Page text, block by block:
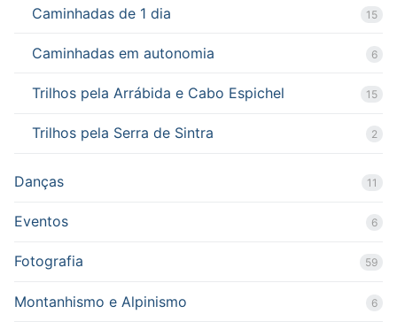
Caminhadas de 1 dia 15
Caminhadas em autonomia 6
Trilhos pela Arrábida e Cabo Espichel 15
Trilhos pela Serra de Sintra 2
Danças 11
Eventos 6
Fotografia 59
Montanhismo e Alpinismo 6